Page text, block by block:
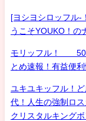
[ヨシヨシロッフル-
うこそYOUKO！の
モリッフル！ 50
とめ速報！有益便
ユキユキッフル！
代！人生の強制ロ
クリスタルキング